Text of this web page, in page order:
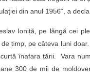
din anul 1956”, a
Ioniță, pe lângă cei
timp, pe câteva luni
înafara țării. Vara
300 de mii de